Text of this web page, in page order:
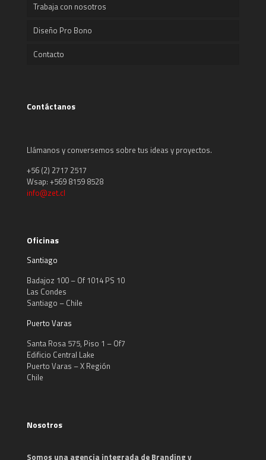
Trabaja con nosotros
Diseño Pro Bono
Contacto
Contáctanos
Llámanos y conversemos sobre tus ideas y proyectos.
+56 (2) 2717 2517
Wsap: +569 8159 8528
info@zet.cl
Oficinas
Santiago
Badajoz 100 – Of 1014 PS 10
Las Condes
Santiago – Chile
Puerto Varas
Santa Rosa 575, Piso 1 – Of7
Edificio Central Lake
Puerto Varas – X Región
Chile
Nosotros
Somos una agencia integrada de Branding y